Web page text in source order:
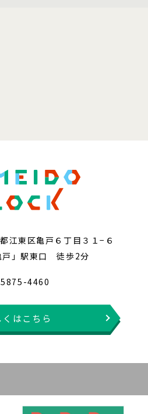
東区亀戸６丁目３１−６
戸」駅東口 徒歩2分
4460
くはこちら